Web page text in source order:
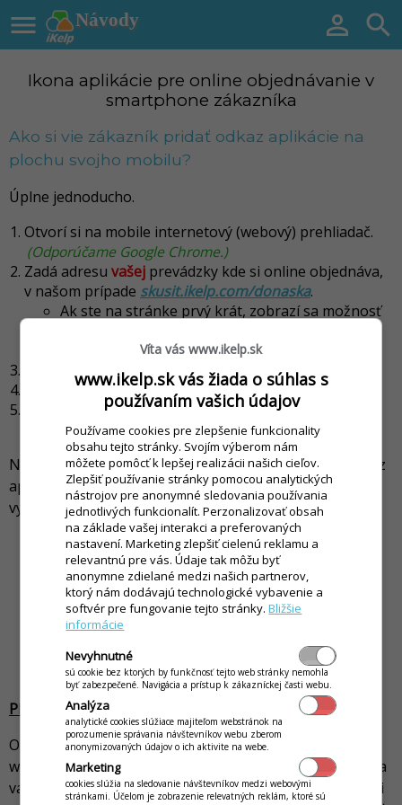
Návody
  
Ikona aplikácie pre online objednávanie v
smartphone zákazníka
Ako si vie zákazník pridať odkaz aplikácie na
plochu svojho mobilu?
Úplne jednoducho.
Otvorí si na mobile internetový (webový) prehliadač.
(Odporúčame Google Chrome.)
Zadá adresu vašej prevádzky kde si online objednáva,
v našom prípade skusit.ikelp.com/donaska.
Ak ste na stránke prvý krát, zobrazí sa možnosť
Klikne na ikonu
menu v prehliadači.
Vyberie možnosťPridať na plochu.
Po spustení aplikácie si môže hneď online objednať
alebo saPrihlásiť/Zaregistrovať.
Následne je možné si na mobile aktivovať aj notifikácie z
aplikácie, čím získa okamžitý prehľad o stave
vybavovania svojej objednávky.
PRE MAJITEĽA PREVÁDZKY:
Odporúčame vám si tento návod umiestniť aj na vašu
webovú stránku, prípadne ho pravidelne propagovať na
vašej facebook (funpage) stránke. Rovnako je vhodné si
Víta vás www.ikelp.sk
www.ikelp.sk vás žiada o súhlas s
používaním vašich údajov
Používame cookies pre zlepšenie funkcionality
obsahu tejto stránky. Svojím výberom nám
môžete pomôcť k lepšej realizácii našich cieľov.
Zlepšiť používanie stránky pomocou analytických
nástrojov pre anonymné sledovania používania
jednotlivých funkcionalít. Perzonalizovať obsah
na základe vašej interakci a preferovaných
nastavení. Marketing zlepšiť cielenú reklamu a
relevantnú pre vás. Údaje tak môžu byť
anonymne zdielané medzi našich partnerov,
ktorý nám dodávajú technologické vybavenie a
softvér pre fungovanie tejto stránky.Bližšie
informácie
Nevyhnutné
sú cookie bez ktorých by funkčnosť tejto web stránky nemohla
byť zabezpečené. Navigácia a prístup k zákazníckej časti webu.
Analýza
analytické cookies slúžiace majiteľom webstránok na
porozumenie správania návštevníkov webu zberom
anonymizovaných údajov o ich aktivite na webe.
Marketing
cookies slúžia na sledovanie návštevníkov medzi webovými
stránkami. Účelom je zobrazenie relevatných reklám, ktoré sú